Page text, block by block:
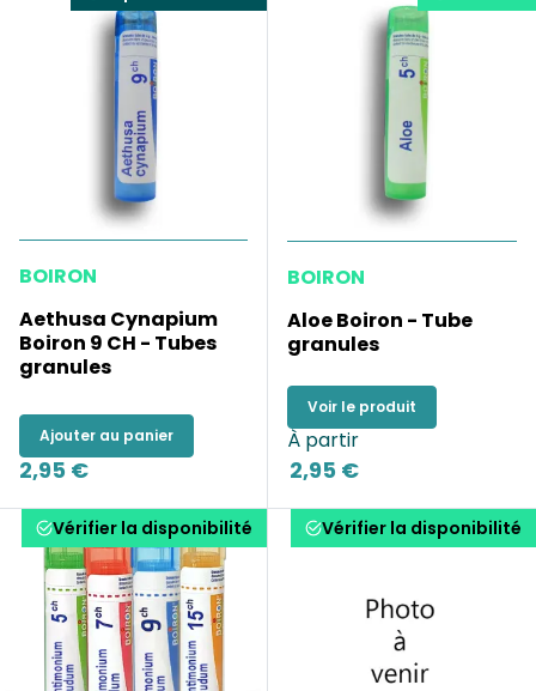
BOIRON
Aethusa Cynapium
Boiron 9 CH - Tubes
granules
Ajouter au panier
2,95 €
BOIRON
Aloe Boiron - Tube
granules
Voir le produit
À partir
2,95 €
Vérifier la disponibilité Vérifier la disponibilité